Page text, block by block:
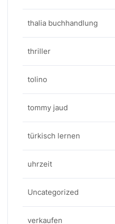
thalia buchhandlung
thriller
tolino
tommy jaud
türkisch lernen
uhrzeit
Uncategorized
verkaufen